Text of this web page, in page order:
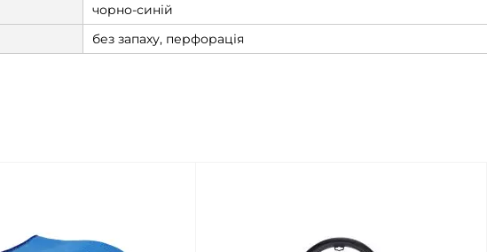
чорно-синій
без запаху, перфорація